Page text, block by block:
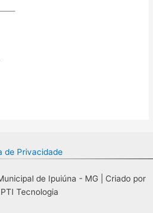
de Privacidade
de Ipuiúna - MG | Criado por
Tecnologia